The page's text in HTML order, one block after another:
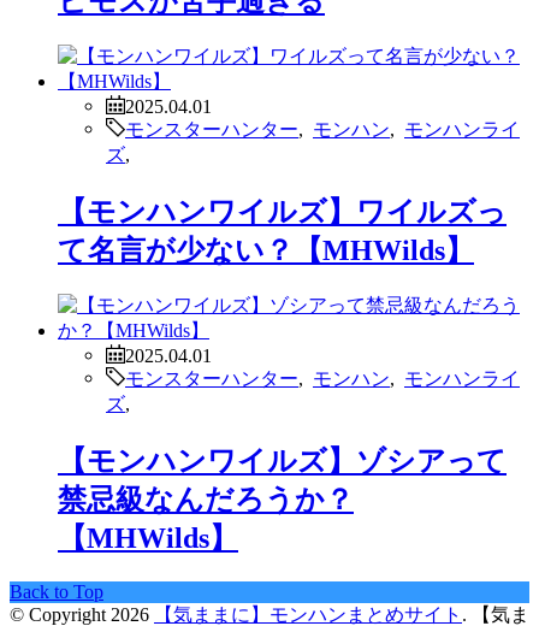
2025.04.01
モンスターハンター
モンハン
モンハンライ
ズ
【モンハンワイルズ】ワイルズっ
て名言が少ない？【MHWilds】
2025.04.01
モンスターハンター
モンハン
モンハンライ
ズ
【モンハンワイルズ】ゾシアって
禁忌級なんだろうか？
【MHWilds】
Back to Top
© Copyright 2026
【気ままに】モンハンまとめサイト .
【気ま